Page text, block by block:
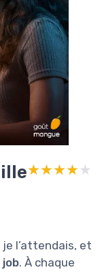
★★★★★
★★★★★
je l’attendais, et
. À chaque